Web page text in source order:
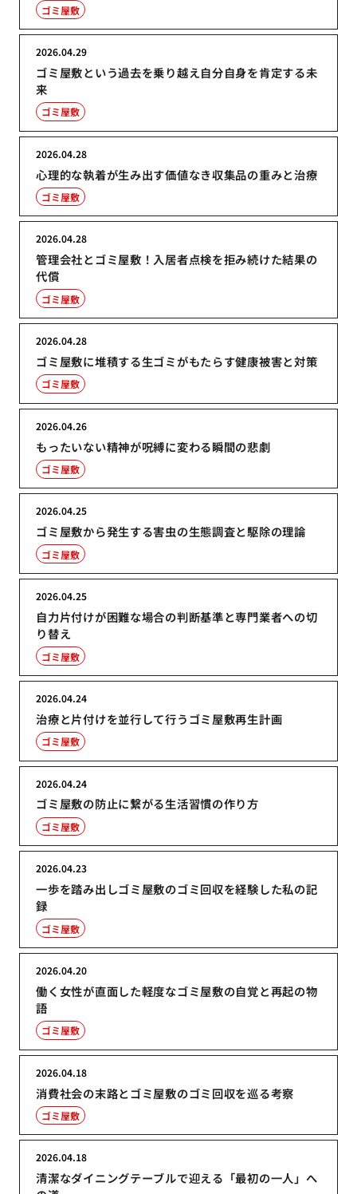
ゴミ屋敷
ゴミ屋敷という過去を乗り越え自分自身を肯定する未
来
2026.04.29
ゴミ屋敷
心理的な執着が生み出す価値なき収集品の重みと治療
2026.04.28
ゴミ屋敷
管理会社とゴミ屋敷！入居者点検を拒み続けた結果の
代償
2026.04.28
ゴミ屋敷
ゴミ屋敷に堆積する生ゴミがもたらす健康被害と対策
2026.04.28
ゴミ屋敷
もったいない精神が呪縛に変わる瞬間の悲劇
2026.04.26
ゴミ屋敷
ゴミ屋敷から発生する害虫の生態調査と駆除の理論
2026.04.25
ゴミ屋敷
自力片付けが困難な場合の判断基準と専門業者への切
り替え
2026.04.25
ゴミ屋敷
治療と片付けを並行して行うゴミ屋敷再生計画
2026.04.24
ゴミ屋敷
ゴミ屋敷の防止に繋がる生活習慣の作り方
2026.04.24
ゴミ屋敷
一歩を踏み出しゴミ屋敷のゴミ回収を経験した私の記
録
2026.04.23
ゴミ屋敷
働く女性が直面した軽度なゴミ屋敷の自覚と再起の物
語
2026.04.20
ゴミ屋敷
消費社会の末路とゴミ屋敷のゴミ回収を巡る考察
2026.04.18
ゴミ屋敷
清潔なダイニングテーブルで迎える「最初の一人」へ
2026.04.18